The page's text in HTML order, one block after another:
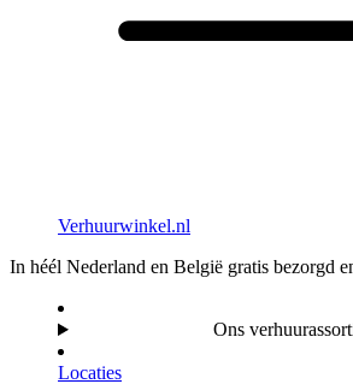
Verhuurwinkel.nl
In héél Nederland en België gratis bezorgd
Ons
Locaties